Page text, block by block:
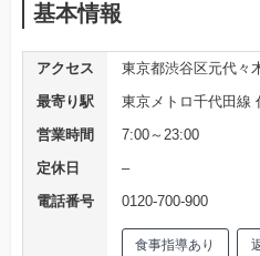
基本情報
アクセス
東京都渋谷区元代々
最寄り駅
東京メトロ千代田線
営業時間
7:00～23:00
定休日
–
電話番号
0120-700-900
食事指導あり